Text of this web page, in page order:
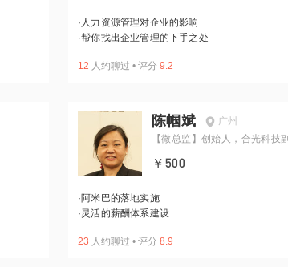
· 人力资源管理对企业的影响
·帮你找出企业管理的下手之处
12 人约聊过 • 评分 9.2
陈帼斌
广州
【微总监】创始人，合光科技
￥500
·阿米巴的落地实施
·灵活的薪酬体系建设
23 人约聊过 • 评分 8.9